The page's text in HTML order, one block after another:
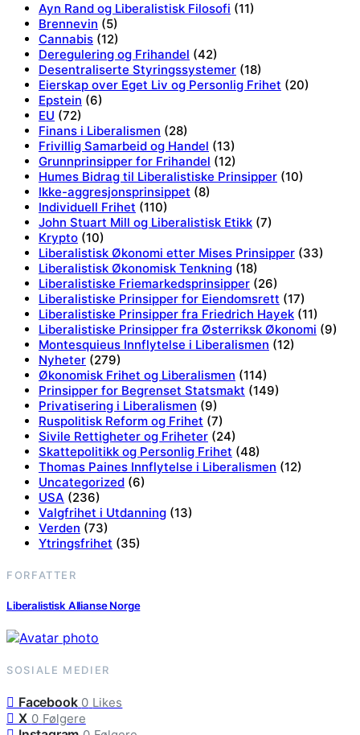
Ayn Rand og Liberalistisk Filosofi (11)
Brennevin (5)
Cannabis (12)
Deregulering og Frihandel (42)
Desentraliserte Styringssystemer (18)
Eierskap over Eget Liv og Personlig Frihet (20)
Epstein (6)
EU (72)
Finans i Liberalismen (28)
Frivillig Samarbeid og Handel (13)
Grunnprinsipper for Frihandel (12)
Humes Bidrag til Liberalistiske Prinsipper (10)
Ikke-aggresjonsprinsippet (8)
Individuell Frihet (110)
John Stuart Mill og Liberalistisk Etikk (7)
Krypto (10)
Liberalistisk Økonomi etter Mises Prinsipper (33)
Liberalistisk Økonomisk Tenkning (18)
Liberalistiske Friemarkedsprinsipper (26)
Liberalistiske Prinsipper for Eiendomsrett (17)
Liberalistiske Prinsipper fra Friedrich Hayek (11)
Liberalistiske Prinsipper fra Østerriksk Økonomi (9)
Montesquieus Innflytelse i Liberalismen (12)
Nyheter (279)
Økonomisk Frihet og Liberalismen (114)
Prinsipper for Begrenset Statsmakt (149)
Privatisering i Liberalismen (9)
Ruspolitisk Reform og Frihet (7)
Sivile Rettigheter og Friheter (24)
Skattepolitikk og Personlig Frihet (48)
Thomas Paines Innflytelse i Liberalismen (12)
Uncategorized (6)
USA (236)
Valgfrihet i Utdanning (13)
Verden (73)
Ytringsfrihet (35)
FORFATTER
Liberalistisk Allianse Norge
SOSIALE MEDIER
Facebook 0 Likes
X 0 Følgere